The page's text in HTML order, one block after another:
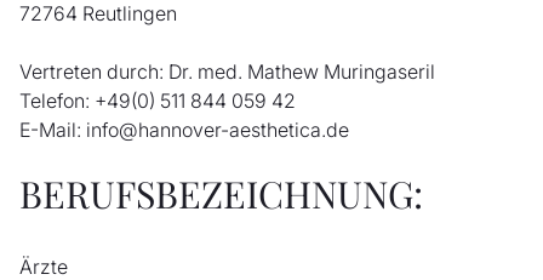
72764 Reutlingen
Vertreten durch: Dr. med. Mathew Muringaseril
Telefon: +49(0) 511 844 059 42
E-Mail: info@hannover-aesthetica.de
BERUFSBEZEICHNUNG:
Ärzte